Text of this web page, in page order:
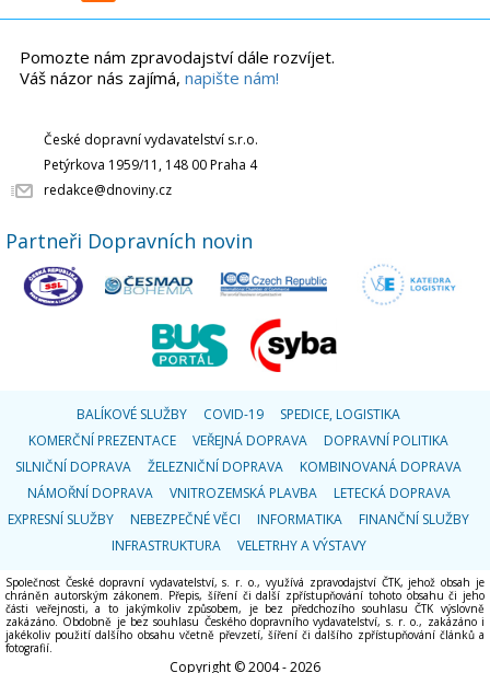
Pomozte nám zpravodajství dále rozvíjet.
Váš názor nás zajímá, napište nám!
České dopravní vydavatelství s.r.o.
Petýrkova 1959/11, 148 00 Praha 4
redakce@dnoviny.cz
Partneři Dopravních novin
BALÍKOVÉ SLUŽBY COVID-19
SPEDICE, LOGISTIKA
KOMERČNÍ PREZENTACE
VEŘEJNÁ DOPRAVA
DOPRAVNÍ POLITIKA
SILNIČNÍ DOPRAVA
ŽELEZNIČNÍ DOPRAVA
KOMBINOVANÁ DOPRAVA
NÁMOŘNÍ DOPRAVA
VNITROZEMSKÁ PLAVBA
LETECKÁ DOPRAVA
EXPRESNÍ SLUŽBY
NEBEZPEČNÉ VĚCI INFORMATIKA
FINANČNÍ SLUŽBY
INFRASTRUKTURA
VELETRHY A VÝSTAVY
Společnost České dopravní vydavatelství, s. r. o., využívá zpravodajství ČTK, jehož obsah je
chráněn autorským zákonem. Přepis, šíření či další zpřístupňování tohoto obsahu či jeho
části veřejnosti, a to jakýmkoliv způsobem, je bez předchozího souhlasu ČTK výslovně
zakázáno. Obdobně je bez souhlasu Českého dopravního vydavatelství, s. r. o., zakázáno i
jakékoliv použití dalšího obsahu včetně převzetí, šíření či dalšího zpřístupňování článků a
fotografií.
Copyright © 2004 - 2026